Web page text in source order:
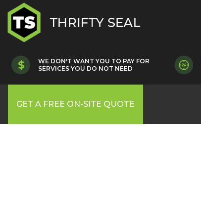
WE DON'T WANT YOU TO PAY FOR
SERVICES YOU DO NOT NEED
GET A FREE ON-SITE QUOTE